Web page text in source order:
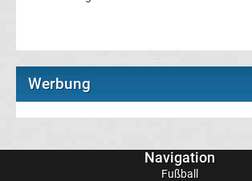
1
Rennkalender
Werbung
Navigation
Fußball